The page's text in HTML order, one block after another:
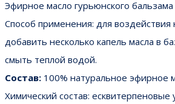
Эфирное масло гурьюнского
Способ применения: для воздействия
добавить несколько капель масла в
смыть теплой водой.
Состав: 100% натуральное эфирное
Химический состав: